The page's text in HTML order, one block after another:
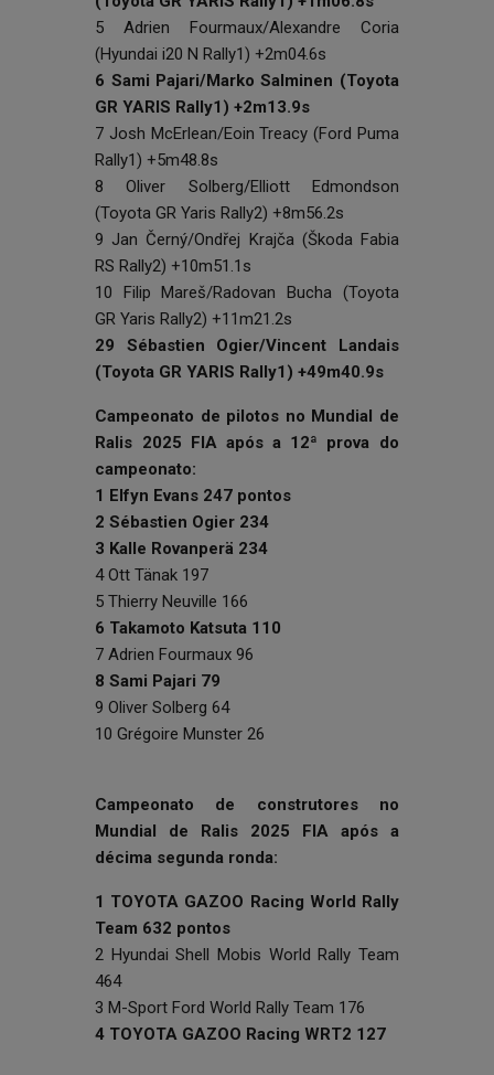
5 Adrien Fourmaux/Alexandre Coria
(Hyundai i20 N Rally1) +2m04.6s
6 Sami Pajari/Marko Salminen (Toyota
GR YARIS Rally1) +2m13.9s
7 Josh McErlean/Eoin Treacy (Ford Puma
Rally1) +5m48.8s
8 Oliver Solberg/Elliott Edmondson
(Toyota GR Yaris Rally2) +8m56.2s
9 Jan Černý/Ondřej Krajča (Škoda Fabia
RS Rally2) +10m51.1s
10 Filip Mareš/Radovan Bucha (Toyota
GR Yaris Rally2) +11m21.2s
29 Sébastien Ogier/Vincent Landais
(Toyota GR YARIS Rally1) +49m40.9s
Campeonato de pilotos no Mundial de
Ralis 2025 FIA após a 12ª prova do
campeonato:
1 Elfyn Evans 247 pontos
2 Sébastien Ogier 234
3 Kalle Rovanperä 234
4 Ott Tänak 197
5 Thierry Neuville 166
6 Takamoto Katsuta 110
7 Adrien Fourmaux 96
8 Sami Pajari 79
9 Oliver Solberg 64
10 Grégoire Munster 26
Campeonato de construtores no
Mundial de Ralis 2025 FIA após a
décima segunda ronda:
1 TOYOTA GAZOO Racing World Rally
Team 632 pontos
2 Hyundai Shell Mobis World Rally Team
464
3 M-Sport Ford World Rally Team 176
4 TOYOTA GAZOO Racing WRT2 127